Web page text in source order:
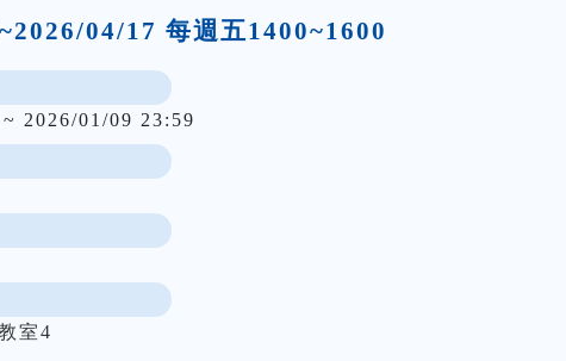
04/17 每週五1400~1600
2026/01/09 23:59
室4